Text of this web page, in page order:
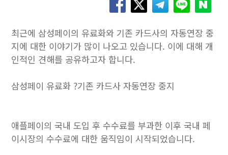
최근에 삼성페이의 유료화와 기존 카드사의 자동연장 중
지에 대한 이야기가 많이 나오고 있습니다. 이에 대해 개
인적인 견해를 공유하고자 합니다.
삼성페이 유료화 ?기존 카드사 자동연장 중지
애플페이의 국내 도입 후 수수료를 부과한 이후 국내 페
이시장의 수수료에 대한 움직임이 시작되었습니다.